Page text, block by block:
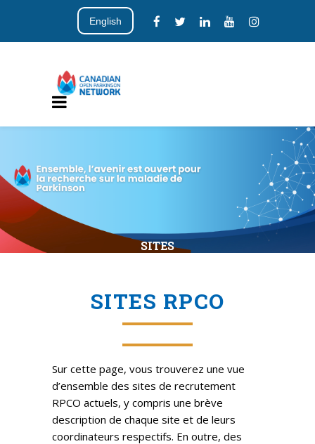
English
SITES
SITES RPCO
Sur cette page, vous trouverez une vue
d’ensemble des sites de recrutement
RPCO actuels, y compris une brève
description de chaque site et de leurs
coordinateurs respectifs. En outre, des